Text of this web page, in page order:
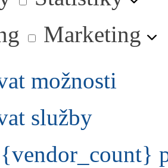
Marketing
možnosti
služby